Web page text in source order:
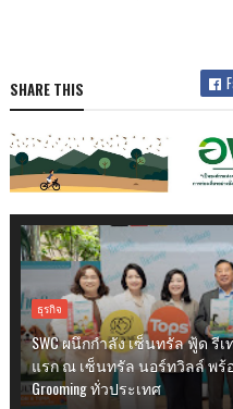
SHARE THIS
ธุรกิจ
SWC ผนึกกำลัง เซ็นทรัล ฟู้ด รีเ
แรก ณ เซ็นทรัล นอร์ทวิลล์ พร้อม
Grooming ทั่วประเทศ